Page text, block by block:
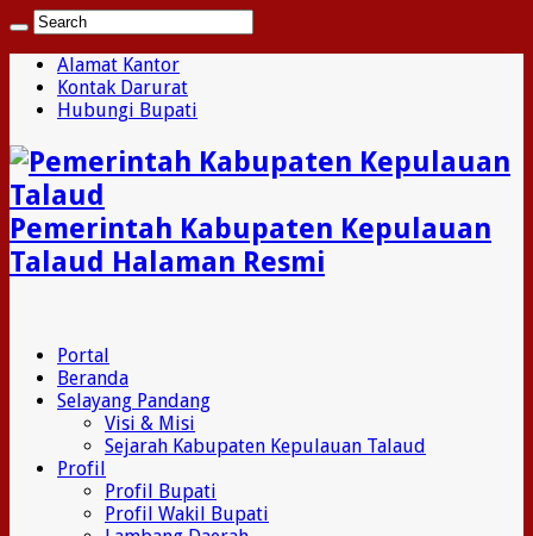
Alamat Kantor
Kontak Darurat
Hubungi Bupati
Pemerintah Kabupaten Kepulauan
Talaud Halaman Resmi
Portal
Beranda
Selayang Pandang
Visi & Misi
Sejarah Kabupaten Kepulauan Talaud
Profil
Profil Bupati
Profil Wakil Bupati